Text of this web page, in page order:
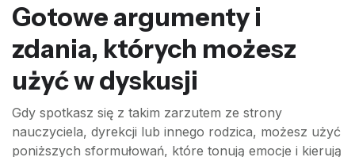
Gotowe argumenty i
zdania, których możesz
użyć w dyskusji
Gdy spotkasz się z takim zarzutem ze strony
nauczyciela, dyrekcji lub innego rodzica, możesz użyć
poniższych sformułowań, które tonują emocje i kierują